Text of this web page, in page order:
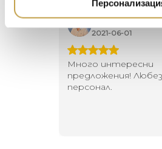
Георги Питов
2021-06-01
Много интересни
предложения!
персонал.